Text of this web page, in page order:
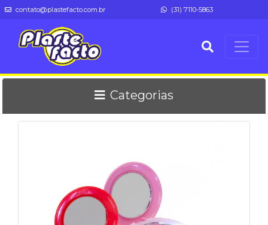
contato@plastefacto.com.br (31) 7110-5863
Categorias